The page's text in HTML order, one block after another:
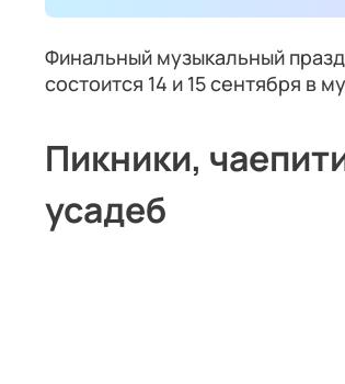
Финальный музыкальный
состоится 14 и 15 сентября в
Пикники,
усадеб